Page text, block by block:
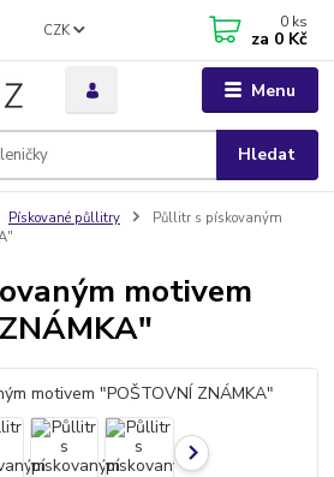
Menu
CZK
Hledat
0 ks
za 0 Kč
Pískované půllitry
Půllitr s pískovaným
motivem